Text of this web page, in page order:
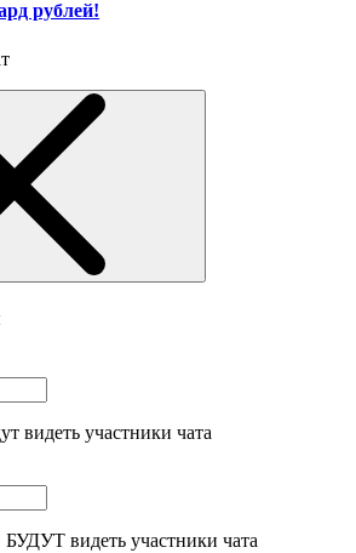
рублей!
видеть участники чата
видеть участники чата